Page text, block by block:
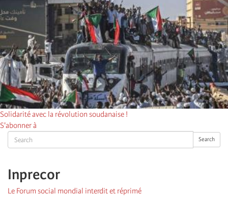
Search Search
Inprecor
Le Forum social mondial interdit et réprimé
Solidarité avec la révolution soudanaise !
S'abonner à